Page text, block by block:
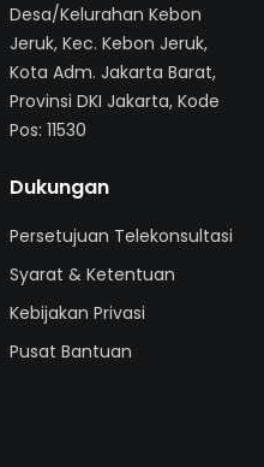
Desa/Kelurahan Kebon
Jeruk, Kec. Kebon Jeruk,
Kota Adm. Jakarta Barat,
Provinsi DKI Jakarta, Kode
Pos: 11530
Dukungan
Persetujuan Telekonsultasi
Syarat & Ketentuan
Kebijakan Privasi
Pusat Bantuan